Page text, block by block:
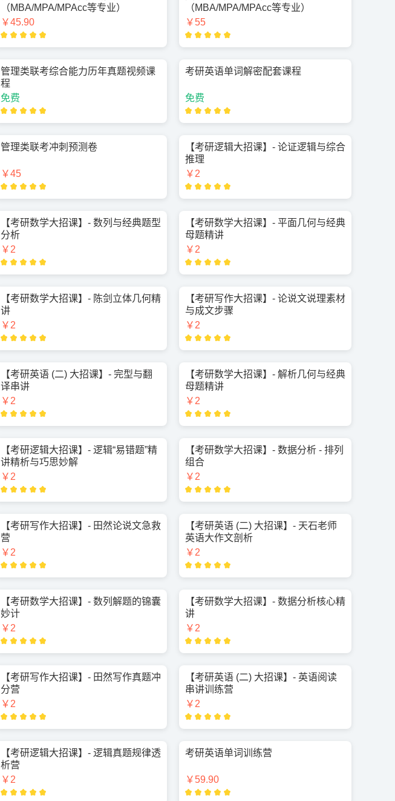
（MBA/MPA/MPAcc等专业）
￥45.90
（MBA/MPA/MPAcc等专业）
￥55
管理类联考综合能力历年真题视频课
程
免费
考研英语单词解密配套课程
免费
管理类联考冲刺预测卷
￥45
【考研逻辑大招课】- 论证逻辑与综合
推理
￥2
【考研数学大招课】- 数列与经典题型
分析
￥2
【考研数学大招课】- 平面几何与经典
母题精讲
￥2
【考研数学大招课】- 陈剑立体几何精
讲
￥2
【考研写作大招课】- 论说文说理素材
与成文步骤
￥2
【考研英语 (二) 大招课】- 完型与翻
译串讲
￥2
【考研数学大招课】- 解析几何与经典
母题精讲
￥2
【考研逻辑大招课】- 逻辑“易错题”精
讲精析与巧思妙解
￥2
【考研数学大招课】- 数据分析 - 排列
组合
￥2
【考研写作大招课】- 田然论说文急救
营
￥2
【考研英语 (二) 大招课】- 天石老师
英语大作文剖析
￥2
【考研数学大招课】- 数列解题的锦囊
妙计
￥2
【考研数学大招课】- 数据分析核心精
讲
￥2
【考研写作大招课】- 田然写作真题冲
分营
￥2
【考研英语 (二) 大招课】- 英语阅读
串讲训练营
￥2
【考研逻辑大招课】- 逻辑真题规律透
析营
￥2
考研英语单词训练营
￥59.90